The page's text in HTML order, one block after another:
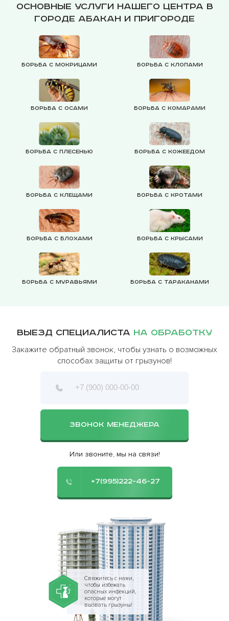
Основные услуги нашего центра в
городе Абакан и пригороде
Борьба с мокрицами Борьба с клопами
Борьба с осами Борьба с комарами
Борьба с плесенью Борьба с кожеедом
Борьба с клещами Борьба с кротами
Борьба с блохами Борьба с крысами
Борьба с муравьями Борьба с тараканами
Выезд специалиста на обработку
Закажите обратный звонок, чтобы узнать о возможных
способах защиты от грызунов!
ЗВОНОК МЕНЕДЖЕРА
Или звоните, мы на связи!
+7(995)222-46-27
Свяжитесь с нами,
чтобы избежать
опасных инфекций,
которые могут
вызвать грызуны!